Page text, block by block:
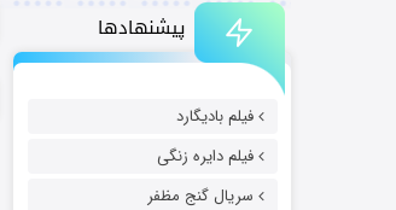
پیشنهادها
فیلم بادیگارد
فیلم دایره زنگی
سریال گنج مظفر